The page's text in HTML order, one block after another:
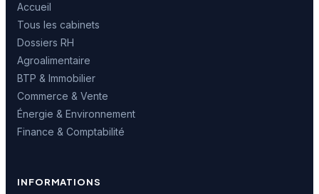
Accueil
Tous les cabinets
Dossiers RH
Agroalimentaire
BTP & Immobilier
Commerce & Vente
Énergie & Environnement
Finance & Comptabilité
INFORMATIONS